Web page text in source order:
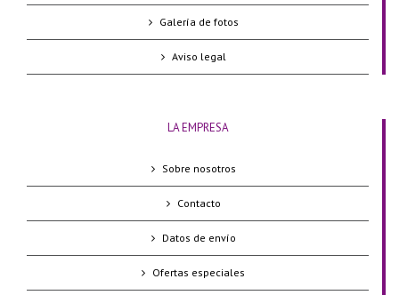
Galería de fotos
Aviso legal
LA EMPRESA
Sobre nosotros
Contacto
Datos de envío
Ofertas especiales